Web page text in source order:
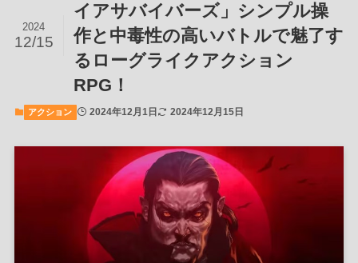
イアサバイバーズ」シンプル操
作と中毒性の高いバトルで魅了す
るローグライクアクション
RPG！
2024
12/15
アクション 2024年12月1日 2024年12月15日